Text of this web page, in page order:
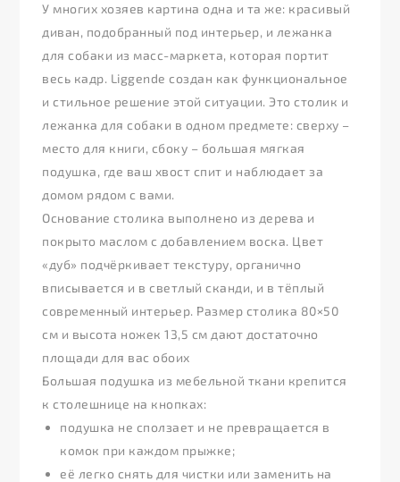
У многих хозяев картина одна и та же: красивый
диван, подобранный под интерьер, и лежанка
для собаки из масс-маркета, которая портит
весь кадр. Liggende создан как функциональное
и стильное решение этой ситуации. Это столик и
лежанка для собаки в одном предмете: сверху –
место для книги, сбоку – большая мягкая
подушка, где ваш хвост спит и наблюдает за
домом рядом с вами.
Основание столика выполнено из дерева и
покрыто маслом с добавлением воска. Цвет
«дуб» подчёркивает текстуру, органично
вписывается и в светлый сканди, и в тёплый
современный интерьер. Размер столика 80×50
см и высота ножек 13,5 см дают достаточно
площади для вас обоих
Большая подушка из мебельной ткани крепится
к столешнице на кнопках:
подушка не сползает и не превращается в
комок при каждом прыжке;
её легко снять для чистки или заменить на